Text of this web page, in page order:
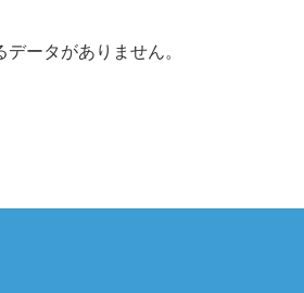
データがありません。